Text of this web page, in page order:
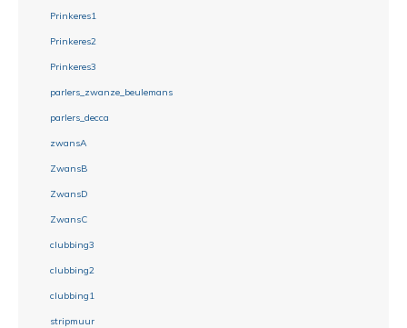
Prinkeres1
Prinkeres2
Prinkeres3
parlers_zwanze_beulemans
parlers_decca
zwansA
ZwansB
ZwansD
ZwansC
clubbing3
clubbing2
clubbing1
stripmuur